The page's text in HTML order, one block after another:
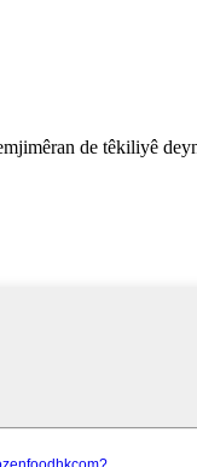
de têkiliyê